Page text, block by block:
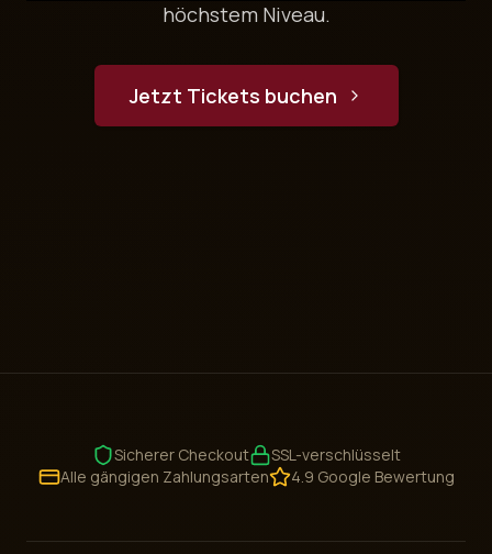
höchstem Niveau.
Jetzt Tickets buchen
Sicherer Checkout
SSL-verschlüsselt
Alle gängigen Zahlungsarten
4.9 Google Bewertung